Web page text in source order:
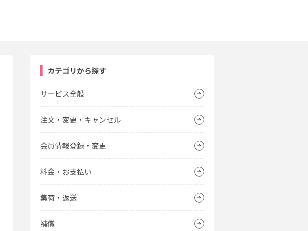
カテゴリから探す
サービス全般
注文・変更・キャンセル
会員情報登録・変更
料金・お支払い
集荷・返送
補償